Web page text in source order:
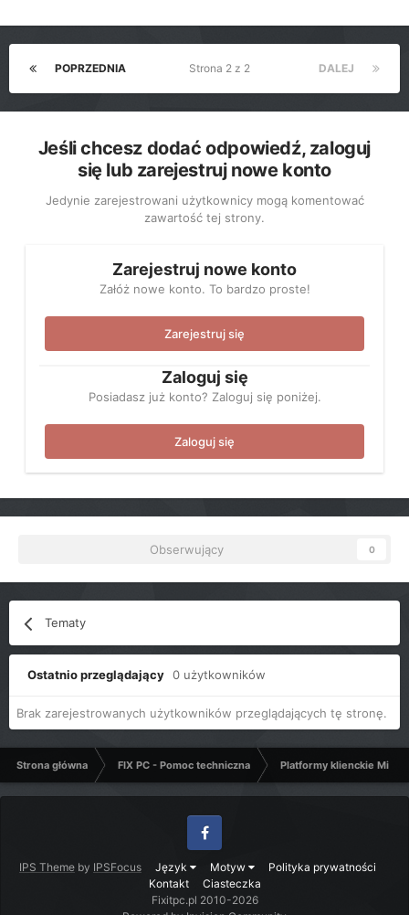
POPRZEDNIA DALEJ
Strona 2 z 2
Jeśli chcesz dodać odpowiedź, zaloguj
się lub zarejestruj nowe konto
Jedynie zarejestrowani użytkownicy mogą komentować
zawartość tej strony.
Zarejestruj nowe konto
Załóż nowe konto. To bardzo proste!
Zarejestruj się
Zaloguj się
Posiadasz już konto? Zaloguj się poniżej.
Zaloguj się
Obserwujący 0
Tematy
Ostatnio przeglądający 0 użytkowników
Brak zarejestrowanych użytkowników przeglądających tę stronę.
Strona główna FIX PC - Pomoc techniczna Platformy klienckie
IPS Theme by IPSFocus Język Motyw
Polityka prywatności
Kontakt
Ciasteczka
Facebook
Fixitpc.pl 2010-2026